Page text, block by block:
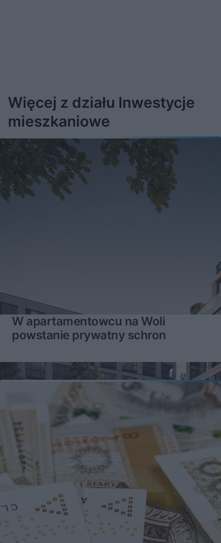
Więcej z działu Inwestycje
mieszkaniowe
W apartamentowcu na Woli
powstanie prywatny schron